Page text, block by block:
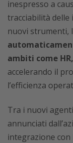
inespresso a
tracciabilità delle
nuovi strumenti,
ambiti come
accelerando il
l’efficienza
Tra i nuovi
annunciati
integrazione con